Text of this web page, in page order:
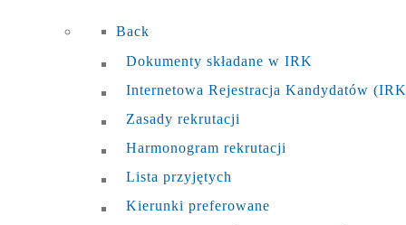
Back
Dokumenty składane w IRK
Internetowa Rejestracja Kandydatów
Zasady rekrutacji
Harmonogram rekrutacji
Lista przyjętych
Kierunki preferowane